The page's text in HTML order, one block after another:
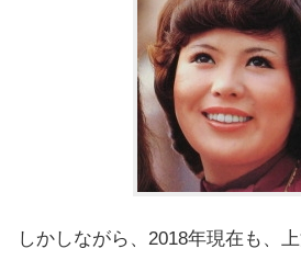
しかしながら、2018年現在も、